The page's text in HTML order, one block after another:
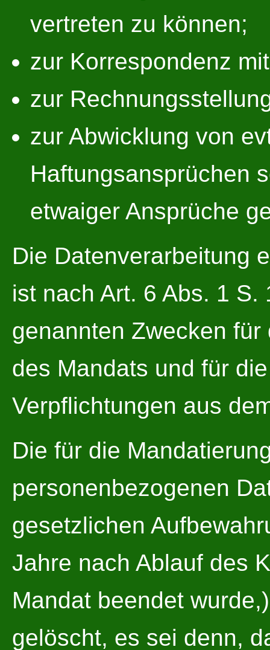
vertreten zu können;
zur Korrespondenz
zur
zur Abwicklung von
Haftungsansprüchen
etwaiger Ansprüche
Die Datenverarbeitung
ist nach Art. 6 Abs. 1
genannten Zwecken
des Mandats und für
Verpflichtungen aus
Die für die
personenbezogenen
gesetzlichen
Jahre nach Ablauf des
Mandat beendet
gelöscht, es sei denn,